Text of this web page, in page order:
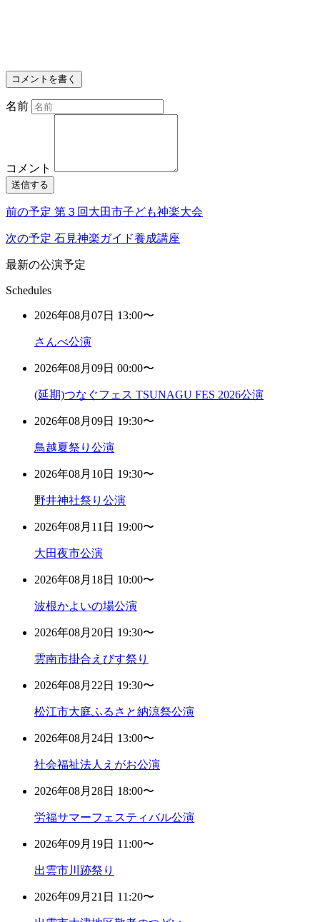
コメントを書く
名前
コメント
送信する
前の予定 第３回大田市子ども神楽大会
次の予定 石見神楽ガイド養成講座
最新の公演予定
Schedules
2026年08月07日 13:00〜
さんべ公演
2026年08月09日 00:00〜
(延期)つなぐフェス TSUNAGU FES 2026公演
2026年08月09日 19:30〜
鳥越夏祭り公演
2026年08月10日 19:30〜
野井神社祭り公演
2026年08月11日 19:00〜
大田夜市公演
2026年08月18日 10:00〜
波根かよいの場公演
2026年08月20日 19:30〜
雲南市掛合えびす祭り
2026年08月22日 19:30〜
松江市大庭ふるさと納涼祭公演
2026年08月24日 13:00〜
社会福祉法人えがお公演
2026年08月28日 18:00〜
労福サマーフェスティバル公演
2026年09月19日 11:00〜
出雲市川跡祭り
2026年09月21日 11:20〜